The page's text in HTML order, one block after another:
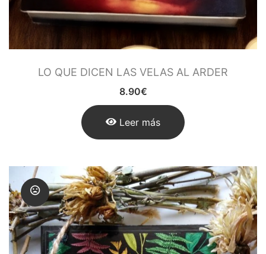
LO QUE DICEN LAS VELAS AL ARDER
8.90€
Leer más